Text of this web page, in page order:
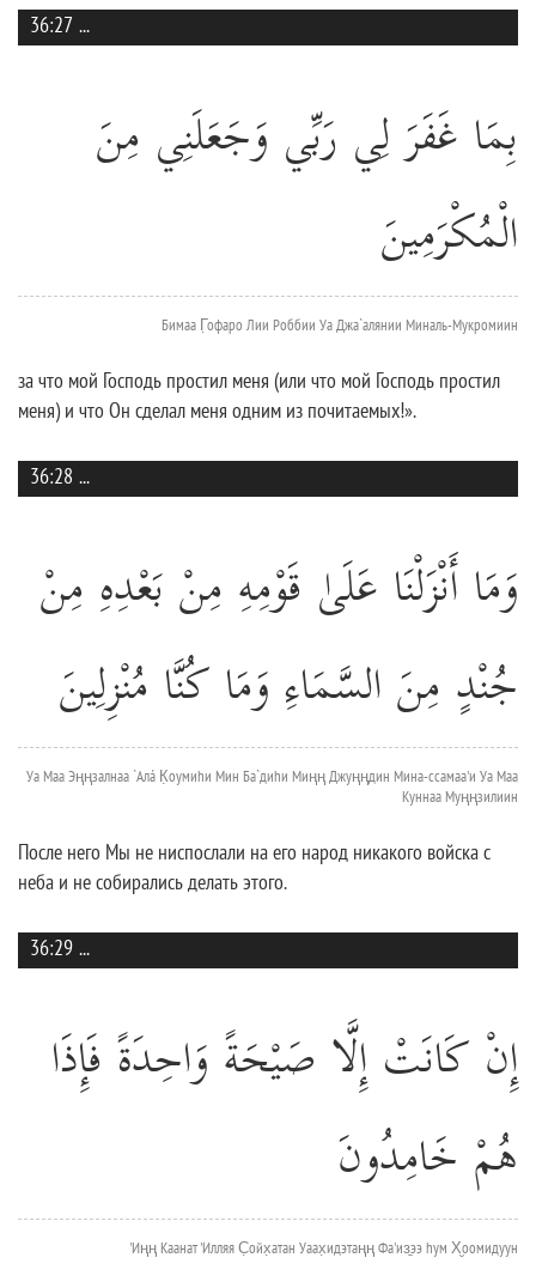
36:27 ...
بِمَا غَفَرَ لِي رَبِّي وَجَعَلَنِي مِنَ
الْمُكْرَمِينَ
Бимаа Г̣офаро Лии Роббии Уа Джа`алянии Миналь-Мукромиин
за что мой Господь простил меня (или что мой Господь простил
меня) и что Он сделал меня одним из почитаемых!».
36:28 ...
وَمَا أَنْزَلْنَا عَلَىٰ قَوْمِهِ مِنْ بَعْدِهِ مِنْ
جُنْدٍ مِنَ السَّمَاءِ وَمَا كُنَّا مُنْزِلِينَ
Уа Маа Эңңзалнаа `Алá К̣оумиhи Мин Ба`диhи Миңң Джуңңдин Мина-ссамаа'и Уа Маа
Куннаа Муңңзилиин
После него Мы не ниспослали на его народ никакого войска с
неба и не собирались делать этого.
36:29 ...
إِنْ كَانَتْ إِلَّا صَيْحَةً وَاحِدَةً فَإِذَا
هُمْ خَامِدُونَ
'Иңң Каанат 'Илляя С̣ойх̣атан Уаах̣идэтаңң Фа'из̱ээ hум Х̮оомидуун